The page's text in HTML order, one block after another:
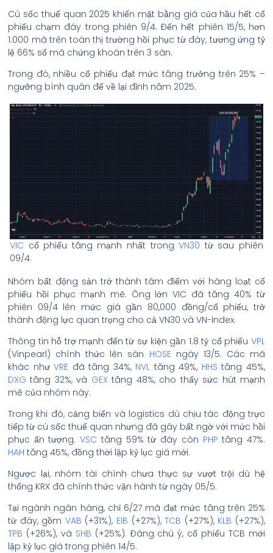
Cú sốc thuế quan 2025 khiến mặt bằng giá của hầu hết cổ
phiếu chạm đáy trong phiên 9/4. Đến hết phiên 15/5, hơn
1.000 mã trên toàn thị trường hồi phục từ đáy, tương ứng tỷ
lệ 66% số mã chứng khoán trên 3 sàn.
Trong đó, nhiều cổ phiếu đạt mức tăng trưởng trên 25% –
ngưỡng bình quân để về lại đỉnh năm 2025.
VIC cổ phiếu tăng mạnh nhất trongVN30 từ sau phiên
09/4.
Nhóm bất động sản trở thành tâm điểm với hàng loạt cổ
phiếu hồi phục mạnh mẽ. Ông lớn VIC đã tăng 40% từ
phiên 09/4 lên mức giá gần 80,000 đồng/cổ phiếu, trở
thành động lực quan trọng cho cả VN30 và VN-Index.
Thông tin hỗ trợ mạnh đến từ sự kiện gần 1.8 tỷ cổ phiếu VPL
(Vinpearl) chính thức lên sàn HOSE ngày 13/5. Các mã
khác nhưVRE đã tăng 34%, NVL tăng 49%, HHS tăng 45%,
DXG tăng 32%, và GEXtăng 48%, cho thấy sức hút mạnh
mẽ của nhóm này.
Trong khi đó, cảng biển và logistics dù chịu tác động trực
tiếp từ cú sốc thuế quan nhưng đã gây bất ngờ với mức hồi
phục ấn tượng.VSC tăng 59% từ đáy còn PHP tăng 47%.
HAH tăng 45%, đồng thời lập kỷ lục giá mới.
Ngược lại, nhóm tài chính chưa thực sự vượt trội dù hệ
thống KRX đã chính thức vận hành từ ngày 05/5.
Tại ngành ngân hàng, chỉ 6/27 mã đạt mức tăng trên 25%
từ đáy, gồm VAB (+31%), EIB (+27%),TCB (+27%), KLB (+27%),
TPB (+26%), và SHB (+25%). Đáng chú ý, cổ phiếu TCB mới
lập kỷ lục giá trong phiên 14/5.